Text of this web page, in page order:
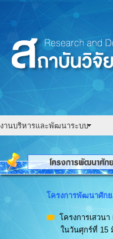
งานบริหารและพัฒนาระบบ
โครงการพัฒนาศัก
โครงการเสวน
ในวันศุกร์ที่ 15 มี